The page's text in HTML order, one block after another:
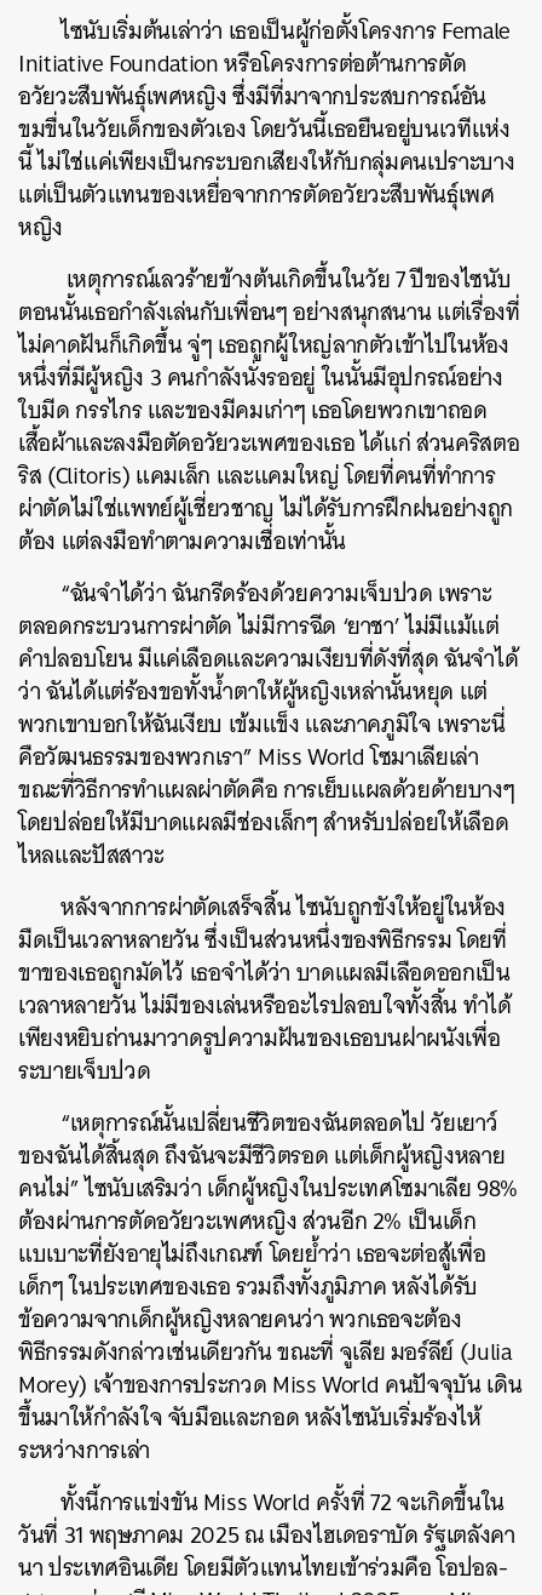
ไซนับเริ่มต้นเล่าว่า เธอเป็นผู้ก่อตั้งโครงการ Female
Initiative Foundation หรือโครงการต่อต้านการตัด
อวัยวะสืบพันธุ์เพศหญิง ซึ่งมีที่มาจากประสบการณ์อัน
ขมขื่นในวัยเด็กของตัวเอง โดยวันนี้เธอยืนอยู่บนเวทีแห่ง
นี้ ไม่ใช่แค่เพียงเป็นกระบอกเสียงให้กับกลุ่มคนเปราะบาง
แต่เป็นตัวแทนของเหยื่อจากการตัดอวัยวะสืบพันธุ์เพศ
หญิง
เหตุการณ์เลวร้ายข้างต้นเกิดขึ้นในวัย 7 ปีของไซนับ
ตอนนั้นเธอกำลังเล่นกับเพื่อนๆ อย่างสนุกสนาน แต่เรื่องที่
ไม่คาดฝันก็เกิดขึ้น จู่ๆ เธอถูกผู้ใหญ่ลากตัวเข้าไปในห้อง
หนึ่งที่มีผู้หญิง 3 คนกำลังนั่งรออยู่ ในนั้นมีอุปกรณ์อย่าง
ใบมีด กรรไกร และของมีคมเก่าๆ เธอโดยพวกเขาถอด
เสื้อผ้าและลงมือตัดอวัยวะเพศของเธอ ได้แก่ ส่วนคริสตอ
ริส (Clitoris) แคมเล็ก และแคมใหญ่ โดยที่คนที่ทำการ
ผ่าตัดไม่ใช่แพทย์ผู้เชี่ยวชาญ ไม่ได้รับการฝึกฝนอย่างถูก
ต้อง แต่ลงมือทำตามความเชื่อเท่านั้น
“ฉันจำได้ว่า ฉันกรีดร้องด้วยความเจ็บปวด เพราะ
ตลอดกระบวนการผ่าตัด ไม่มีการฉีด ‘ยาชา’ ไม่มีแม้แต่
คำปลอบโยน มีแค่เลือดและความเงียบที่ดังที่สุด ฉันจำได้
ว่า ฉันได้แต่ร้องขอทั้งน้ำตาให้ผู้หญิงเหล่านั้นหยุด แต่
พวกเขาบอกให้ฉันเงียบ เข้มแข็ง และภาคภูมิใจ เพราะนี่
คือวัฒนธรรมของพวกเรา” Miss World โซมาเลียเล่า
ขณะที่วิธีการทำแผลผ่าตัดคือ การเย็บแผลด้วยด้ายบางๆ
โดยปล่อยให้มีบาดแผลมีช่องเล็กๆ สำหรับปล่อยให้เลือด
ไหลและปัสสาวะ
หลังจากการผ่าตัดเสร็จสิ้น ไซนับถูกขังให้อยู่ในห้อง
มืดเป็นเวลาหลายวัน ซึ่งเป็นส่วนหนึ่งของพิธีกรรม โดยที่
ขาของเธอถูกมัดไว้ เธอจำได้ว่า บาดแผลมีเลือดออกเป็น
เวลาหลายวัน ไม่มีของเล่นหรืออะไรปลอบใจทั้งสิ้น ทำได้
เพียงหยิบถ่านมาวาดรูปความฝันของเธอบนฝาผนังเพื่อ
ระบายเจ็บปวด
“เหตุการณ์นั้นเปลี่ยนชีวิตของฉันตลอดไป วัยเยาว์
ของฉันได้สิ้นสุด ถึงฉันจะมีชีวิตรอด แต่เด็กผู้หญิงหลาย
คนไม่” ไซนับเสริมว่า เด็กผู้หญิงในประเทศโซมาเลีย 98%
ต้องผ่านการตัดอวัยวะเพศหญิง ส่วนอีก 2% เป็นเด็ก
แบเบาะที่ยังอายุไม่ถึงเกณฑ์ โดยย้ำว่า เธอจะต่อสู้เพื่อ
เด็กๆ ในประเทศของเธอ รวมถึงทั้งภูมิภาค หลังได้รับ
ข้อความจากเด็กผู้หญิงหลายคนว่า พวกเธอจะต้อง
พิธีกรรมดังกล่าวเช่นเดียวกันขณะที่ จูเลีย มอร์ลีย์ (Julia
Morey) เจ้าของการประกวด Miss World คนปัจจุบัน เดิน
ขึ้นมาให้กำลังใจ จับมือและกอด หลังไซนับเริ่มร้องไห้
ระหว่างการเล่า
ทั้งนี้การแข่งขัน Miss World ครั้งที่ 72 จะเกิดขึ้นใน
วันที่ 31 พฤษภาคม 2025 ณ เมืองไฮเดอราบัด รัฐเตลังคา
นา ประเทศอินเดีย โดยมีตัวแทนไทยเข้าร่วมคือ โอปอล-